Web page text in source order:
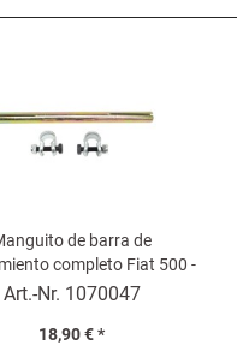
de barra de
completo Fiat 500 -
Fiat 126 - Fiat 600
Art.-Nr. 1070047
18,90 € *